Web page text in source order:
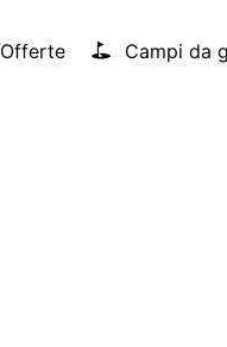
Offerte Campi da